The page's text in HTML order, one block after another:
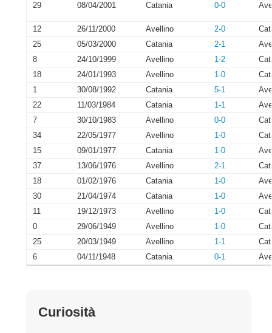
29
08/04/2001 Catania 0-0
12 26/11/2000 Avellino 2-0
25
05/03/2000 Catania 2-1
8
24/10/1999 Avellino 1-2
18
24/01/1993 Avellino 1-0
1
30/08/1992 Catania 5-1
22
11/03/1984 Catania 1-1
7
30/10/1983 Avellino 0-0
34
22/05/1977 Avellino 1-0
15
09/01/1977 Catania 1-0
37
13/06/1976 Avellino 2-1
18
01/02/1976 Catania 1-0
30
21/04/1974 Catania 1-0
11
19/12/1973 Avellino 1-0
0
29/06/1949 Avellino 1-0
25
20/03/1949 Avellino 1-1
6
04/11/1948 Catania 0-1
Curiosità